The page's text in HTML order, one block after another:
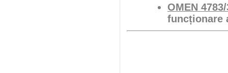
OMEN
funcționare